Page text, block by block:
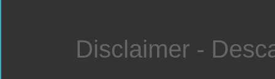
Disclaimer -